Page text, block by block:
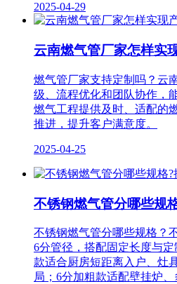
2025-04-29
云南燃气管厂家怎样实
燃气管厂家支持定制吗？云
级、流程优化和团队协作，
燃气工程提供及时、适配的
推进，提升客户满意度。
2025-04-25
不锈钢燃气管分哪些规
不锈钢燃气管分哪些规格？
6分管径，搭配固定长度与
款适合厨房短距离入户、灶
局；6分加粗款适配壁挂炉